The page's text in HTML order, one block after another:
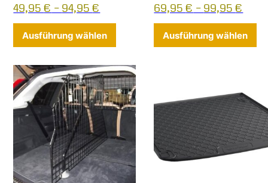
49,95€ –94,95€
Ausführung wählen Dieses Produkt weist mehrere
69,95€ –99,95€
Ausführung wählen